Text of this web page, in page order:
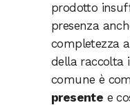
prodotto
presenza
completezza
della raccolta
comune è
presente e